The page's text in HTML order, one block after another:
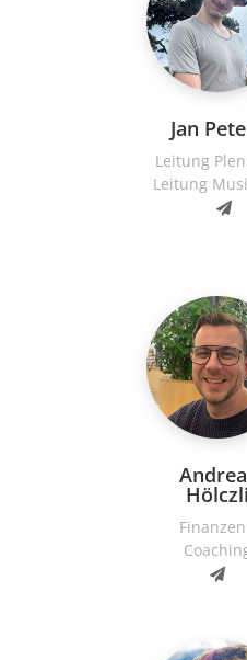
Jan
Leitung
Leitung
Hölczli